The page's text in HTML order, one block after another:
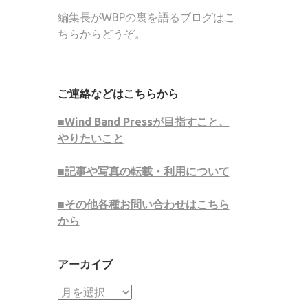
編集長がWBPの裏を語るブログはこ
ちらからどうぞ。
ご連絡などはこちらから
■Wind Band Pressが目指すこと、
やりたいこと
■記事や写真の転載・利用について
■その他各種お問い合わせはこちら
から
アーカイブ
ア